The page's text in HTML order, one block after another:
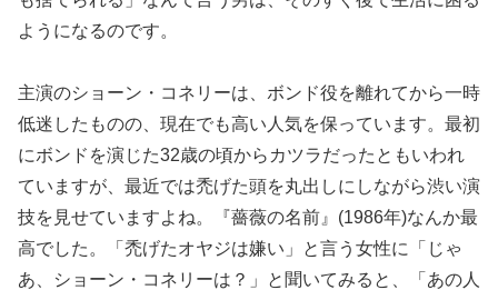
ようになるのです。
主演のショーン・コネリーは、ボンド役を離れてから一時
低迷したものの、現在でも高い人気を保っています。最初
にボンドを演じた32歳の頃からカツラだったともいわれ
ていますが、最近では禿げた頭を丸出しにしながら渋い演
技を見せていますよね。『薔薇の名前』(1986年)なんか最
高でした。「禿げたオヤジは嫌い」と言う女性に「じゃ
あ、ショーン・コネリーは？」と聞いてみると、「あの人